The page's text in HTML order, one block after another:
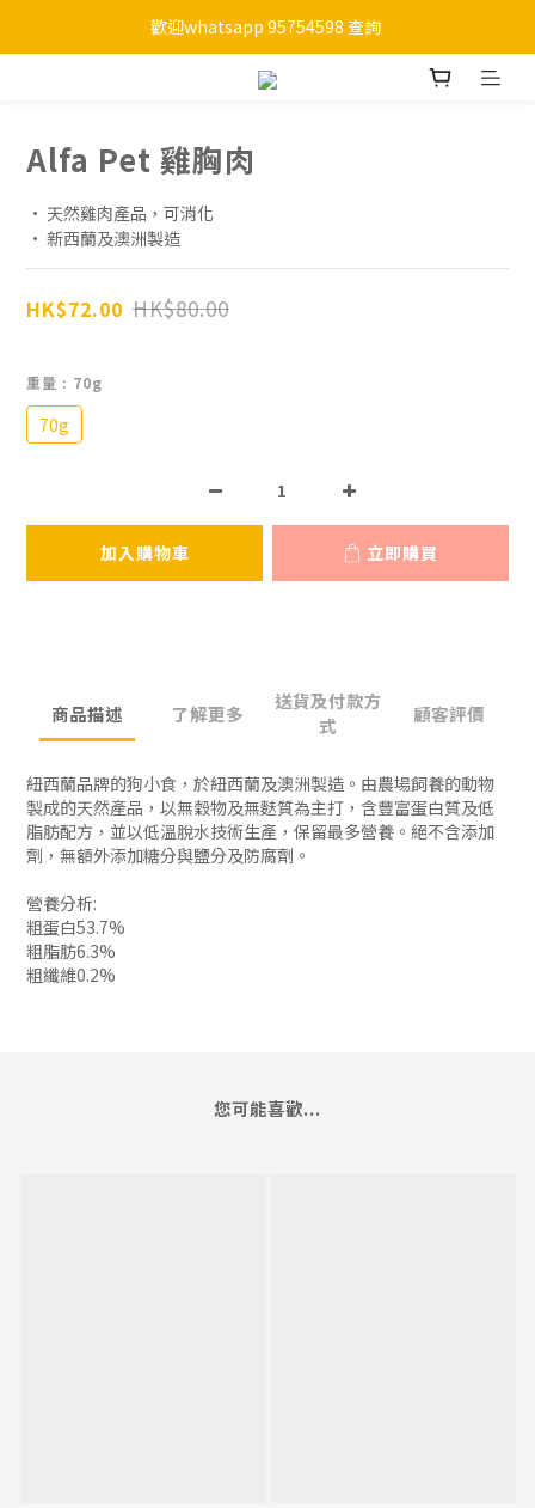
購物滿HKD 450 免運費
歡迎whatsapp 95754598 查詢
購物滿HKD 450 免運費
Alfa Pet 雞胸肉
• 天然雞肉產品，可消化
• 新西蘭及澳洲製造
HK$72.00 HK$80.00
重量 : 70g
70g
加入購物車 立即購買
商品描述 了解更多
送貨及付款方
式
顧客評價
紐西蘭品牌的狗小食，於紐西蘭及澳洲製造。由農場飼養的動物
製成的天然產品，以無穀物及無麩質為主打，含豐富蛋白質及低
脂肪配方，並以低溫脫水技術生產，保留最多營養。絕不含添加
劑，無額外添加糖分與鹽分及防腐劑。
營養分析:
粗蛋白53.7%
粗脂肪6.3%
粗纖維0.2%
您可能喜歡...